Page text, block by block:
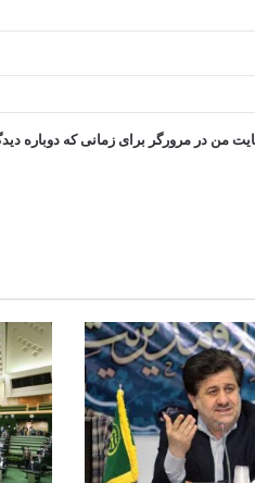
من در مرورگر برای زمانی که دوباره